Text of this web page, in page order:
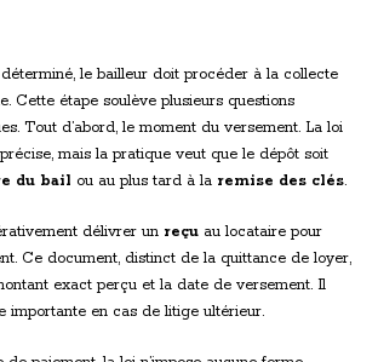
le bailleur doit procéder à la collecte
Cette étape soulève plusieurs questions
Tout d’abord, le moment du versement. La loi
mais la pratique veut que le dépôt soit
du bail ou au plus tard à la remise des clés.
délivrer un reçu au locataire pour
Ce document, distinct de la quittance de loyer,
exact perçu et la date de versement. Il
importante en cas de litige ultérieur.